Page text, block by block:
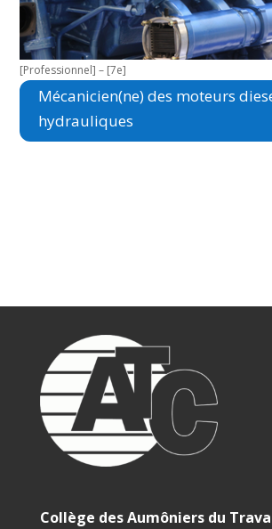
[Professionnel] – [7e]
Mécanicien(ne) des moteurs
hydrauliques
Collège des Aumôniers du